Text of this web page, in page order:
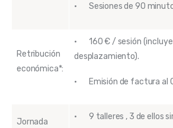
· Sesiones de 90
Retribución
económica*:
· 160 € / sesión (incluye
desplazamiento).
· Emisión de factura al
Jornada
· 9 talleres , 3 de ellos